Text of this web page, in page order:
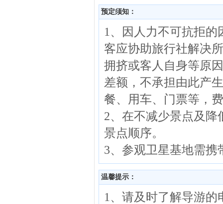
预定须知：
1、因人力不可抗拒
客应协助旅行社解决
拥挤或客人自身等原
差额，不承担由此产
餐、用车、门票等，
2、在不减少景点及
景点顺序。
3、参观卫星基地需
温馨提示：
1、请及时了解导游